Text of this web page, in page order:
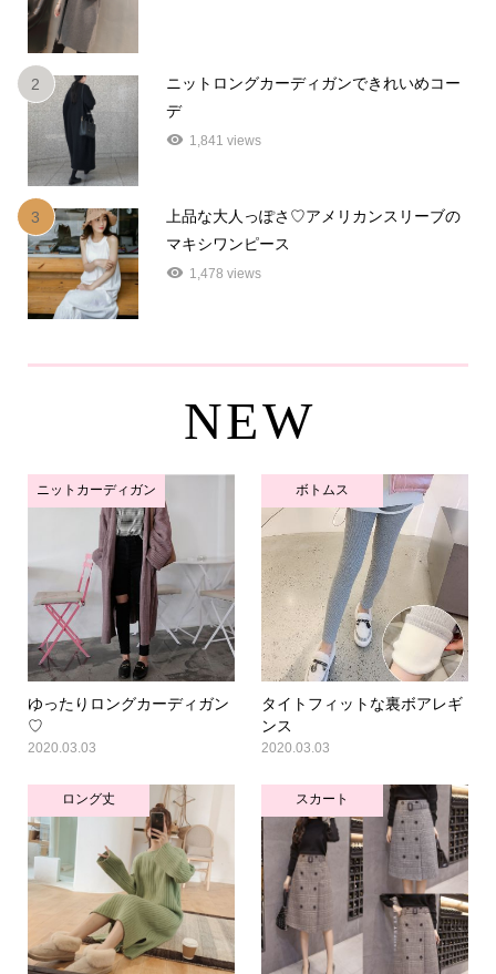
2
ニットロングカーディガンできれいめコー
デ
1,841 views
3
上品な大人っぽさ♡アメリカンスリーブの
マキシワンピース
1,478 views
NEW
ニットカーディガン
ゆったりロングカーディガン
♡
2020.03.03
ボトムス
タイトフィットな裏ボアレギ
ンス
2020.03.03
ロング丈 スカート